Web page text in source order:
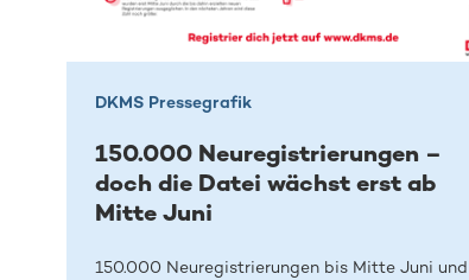
DKMS Pressegrafik
150.000 Neuregistrierungen –
doch die Datei wächst erst ab
Mitte Juni
150.000 Neuregistrierungen bis Mitte Juni und